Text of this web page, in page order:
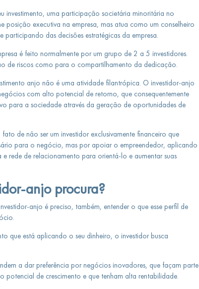
investimento, uma participação societária minoritária no
posição executiva na empresa, mas atua como um conselheiro
participando das decisões estratégicas da empresa.
é feito normalmente por um grupo de 2 a 5 investidores.
de riscos como para o compartilhamento da dedicação.
anjo não é uma atividade filantrópica. O investidor-anjo
com alto potencial de retorno, que consequentemente
para a sociedade através da geração de oportunidades de
de não ser um investidor exclusivamente financeiro que
para o negócio, mas por apoiar o empreendedor, aplicando
e rede de relacionamento para orientá-lo e aumentar suas
anjo procura?
anjo é preciso, também, entender o que esse perfil de
que está aplicando o seu dinheiro, o investidor busca
a dar preferência por negócios inovadores, que façam parte
potencial de crescimento e que tenham alta rentabilidade.